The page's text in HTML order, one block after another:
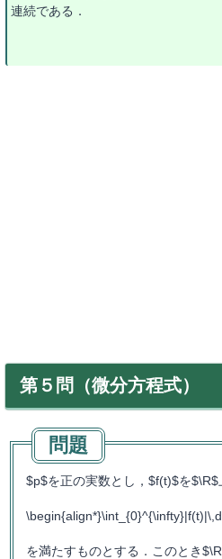
連続である．
第５問（微分方程式）
$p$を正の実数とし，$f(t)$を
を満たすものとする．このとき